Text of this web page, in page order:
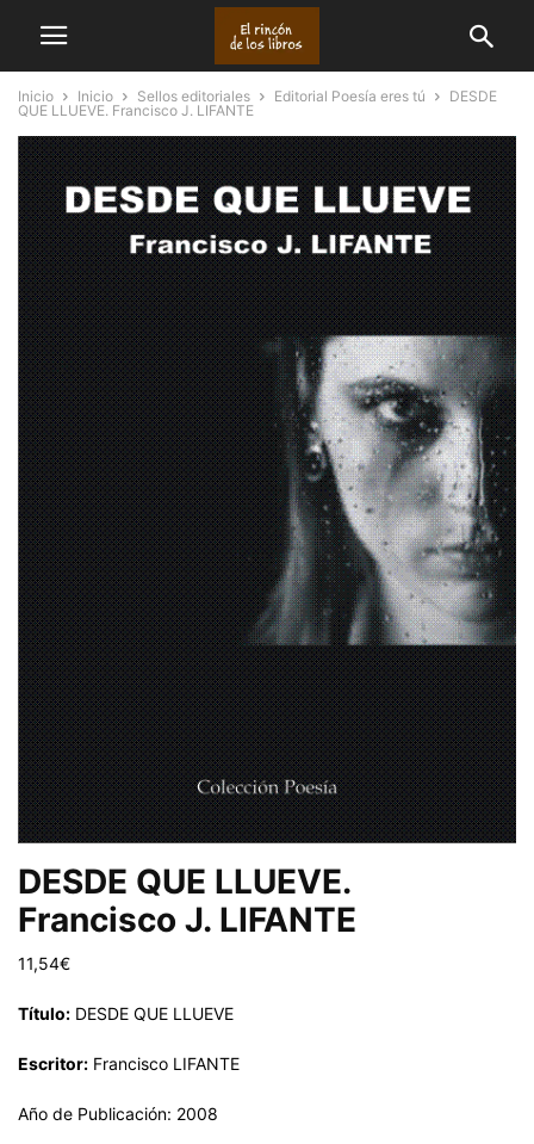
Inicio Inicio Sellos editoriales Editorial Poesía eres tú
DESDE
QUE LLUEVE. Francisco J. LIFANTE
DESDE QUE LLUEVE.
Francisco J. LIFANTE
11,54€
Título: DESDE QUE LLUEVE
Escritor: Francisco LIFANTE
Año de Publicación: 2008